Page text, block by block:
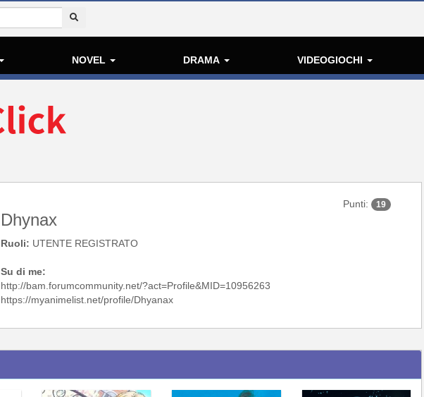
NOVEL DRAMA VIDEOGIOCHI
Dhynax
Ruoli: UTENTE REGISTRATO
Su di me:
http://bam.forumcommunity.net/?act=Profile&MID=10956263
https://myanimelist.net/profile/Dhyanax
Punti: 19